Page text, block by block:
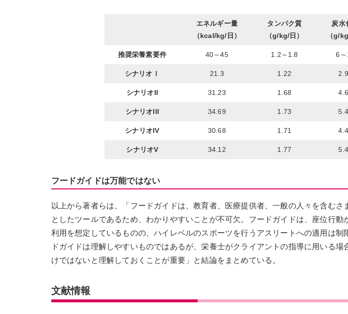
エネルギー量
（kcal/kg/日）
タンパク質
（g/kg/日）
炭水
（g/
推奨栄養素要件 40～45 1.2～1.8 6
シナリオⅠ 21.3 1.22
シナリオII 31.23 1.68
シナリオIII 34.69 1.73
シナリオIV 30.68 1.71
シナリオV 34.12 1.77
フードガイドは万能ではない
以上から著者らは、「フードガイドは、教育者、医療提供者、一般の人々を含む
としたツールであるため、わかりやすいことが不可欠。フードガイドは、座位行
利用を想定しているものの、ハイレベルのスポーツを行うアスリートへの適用は制
ドガイドは理解しやすいものではあるが、栄養士がクライアントの指導に用いる
けではないと理解しておくことが重要」と結論をまとめている。
文献情報